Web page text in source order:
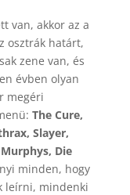
van, akkor az a
osztrák határt,
zene van, és
évben olyan
megéri
The Cure,
Slayer,
Die
minden, hogy
leírni, mindenki